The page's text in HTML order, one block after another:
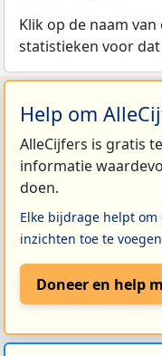
Klik op de naam
statistieken voor
Help om
AlleCijfers is gratis
informatie
doen.
Elke bijdrage helpt
inzichten toe te
Doneer en help